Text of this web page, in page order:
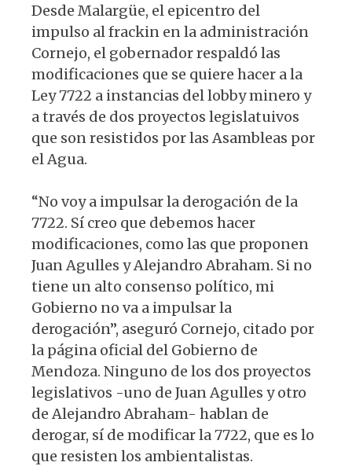
Desde Malargüe, el epicentro del
impulso al frackin en la administración
Cornejo, el gobernador respaldó las
modificaciones que se quiere hacer a la
Ley 7722 a instancias del lobby minero y
a través de dos proyectos legislatuivos
que son resistidos por las Asambleas por
el Agua.
“No voy a impulsar la derogación de la
7722. Sí creo que debemos hacer
modificaciones, como las que proponen
Juan Agulles y Alejandro Abraham. Si no
tiene un alto consenso político, mi
Gobierno no va a impulsar la
derogación”, aseguró Cornejo, citado por
la página oficial del Gobierno de
Mendoza. Ninguno de los dos proyectos
legislativos -uno de Juan Agulles y otro
de Alejandro Abraham- hablan de
derogar, sí de modificar la 7722, que es lo
que resisten los ambientalistas.